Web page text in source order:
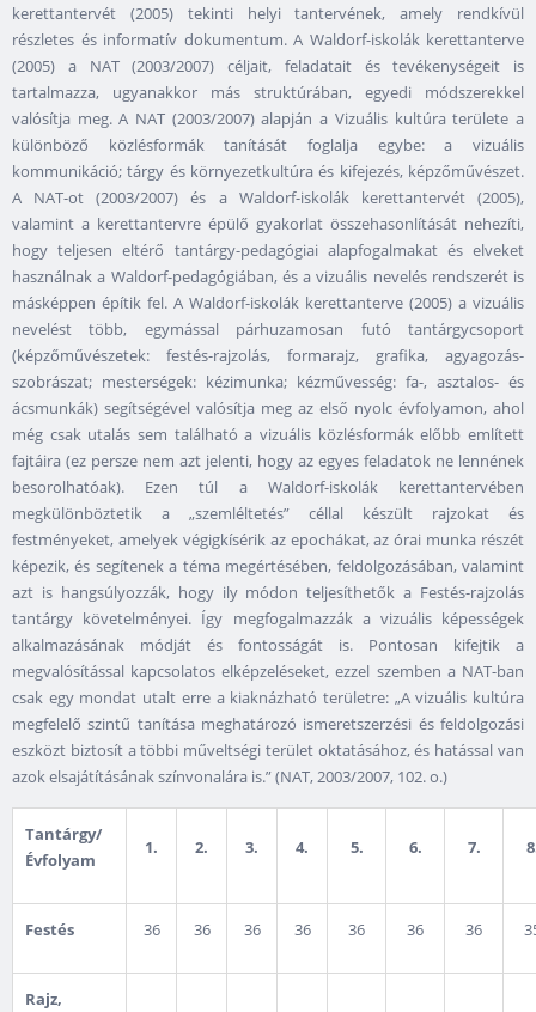
kerettantervét (2005) tekinti helyi tantervének, amely rendkívül
részletes és informatív dokumentum. A Waldorf-iskolák kerettanterve
(2005) a NAT (2003/2007) céljait, feladatait és tevékenységeit is
tartalmazza, ugyanakkor más struktúrában, egyedi módszerekkel
valósítja meg. A NAT (2003/2007) alapján a Vizuális kultúra területe a
különböző közlésformák tanítását foglalja egybe: a vizuális
kommunikáció; tárgy és környezetkultúra és kifejezés, képzőművészet.
A NAT-ot (2003/2007) és a Waldorf-iskolák kerettantervét (2005),
valamint a kerettantervre épülő gyakorlat összehasonlítását nehezíti,
hogy teljesen eltérő tantárgy-pedagógiai alapfogalmakat és elveket
használnak a Waldorf-pedagógiában, és a vizuális nevelés rendszerét is
másképpen építik fel. A Waldorf-iskolák kerettanterve (2005) a vizuális
nevelést több, egymással párhuzamosan futó tantárgycsoport
(képzőművészetek: festés-rajzolás, formarajz, grafika, agyagozás-
szobrászat; mesterségek: kézimunka; kézművesség: fa-, asztalos- és
ácsmunkák) segítségével valósítja meg az első nyolc évfolyamon, ahol
még csak utalás sem található a vizuális közlésformák előbb említett
fajtáira (ez persze nem azt jelenti, hogy az egyes feladatok ne lennének
besorolhatóak). Ezen túl a Waldorf-iskolák kerettantervében
megkülönböztetik a „szemléltetés” céllal készült rajzokat és
festményeket, amelyek végigkísérik az epochákat, az órai munka részét
képezik, és segítenek a téma megértésében, feldolgozásában, valamint
azt is hangsúlyozzák, hogy ily módon teljesíthetők a Festés-rajzolás
tantárgy követelményei. Így megfogalmazzák a vizuális képességek
alkalmazásának módját és fontosságát is. Pontosan kifejtik a
megvalósítással kapcsolatos elképzeléseket, ezzel szemben a NAT-ban
csak egy mondat utalt erre a kiaknázható területre: „A vizuális kultúra
megfelelő szintű tanítása meghatározó ismeretszerzési és feldolgozási
eszközt biztosít a többi műveltségi terület oktatásához, és hatással van
azok elsajátításának színvonalára is.” (NAT, 2003/2007, 102. o.)
Tantárgy/
Évfolyam
1. 2. 3. 4. 5. 6. 7.
Festés 36 36 36 36 36 36 36
Rajz,